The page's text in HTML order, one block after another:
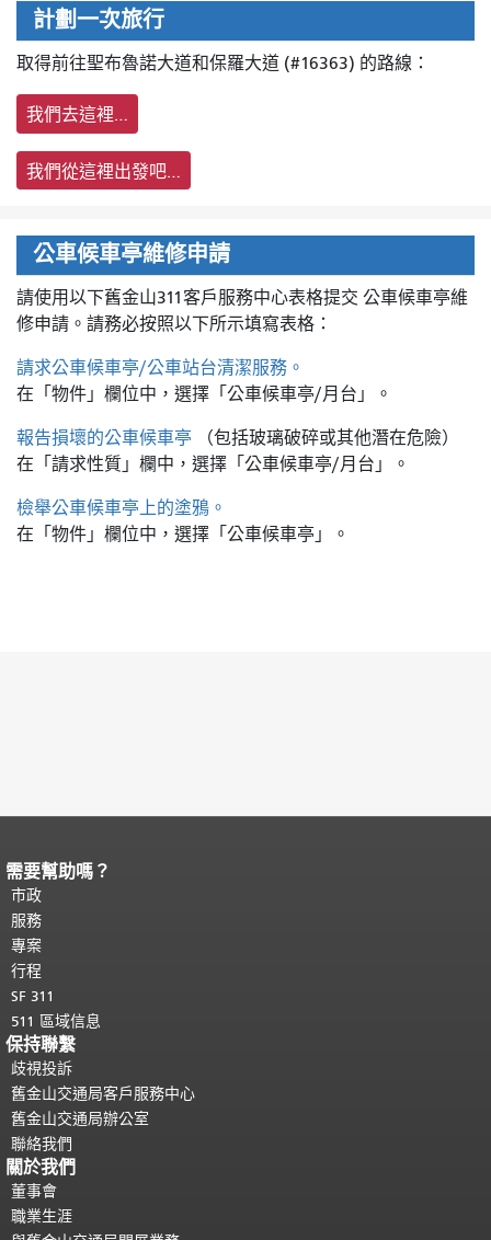
計劃一次旅行
取得前往聖布魯諾大道和保羅大道 (#16363) 的路線：
我們去這裡…
我們從這裡出發吧…
公車候車亭維修申請
請使用以下舊金山311客戶服務中心表格提交 公車候車亭維
修申請。請務必按照以下所示填寫表格：
請求公車候車亭/公車站台清潔服務。
在「物件」欄位中，選擇「公車候車亭/月台」。
報告損壞的公車候車亭 （包括玻璃破碎或其他潛在危險）
在「請求性質」欄中，選擇「公車候車亭/月台」。
檢舉公車候車亭上的塗鴉。
在「物件」欄位中，選擇「公車候車亭」。
頁面內容結束。
都會重複顯示。
需要幫助嗎？
市政
服務
專案
行程
SF 311
511 區域信息
保持聯繫
歧視投訴
舊金山交通局客戶服務中心
舊金山交通局辦公室
聯絡我們
關於我們
董事會
職業生涯